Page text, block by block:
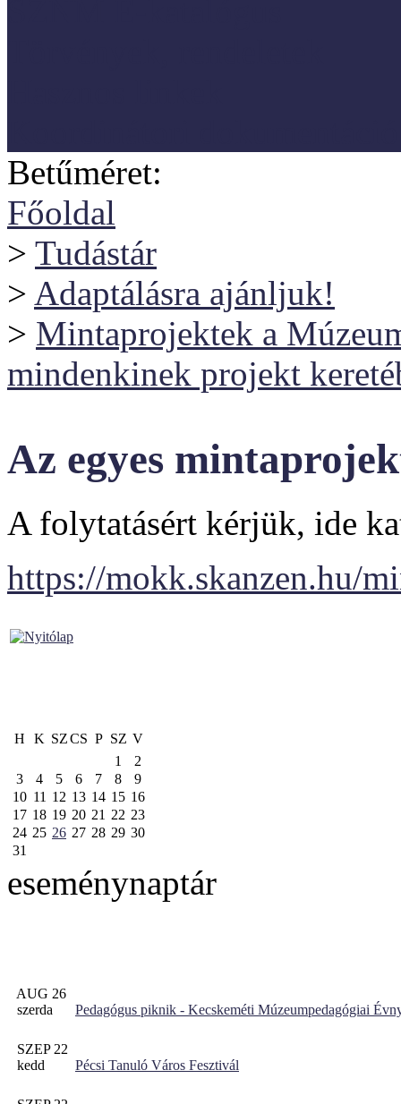
Betűméret:
Főoldal
> Tudástár
> Adaptálásra ajánljuk!
> Mintaprojektek a
mindenkinek projekt
Az egyes
A folytatásért kérjük, ide
https://mokk.skanzen.hu/
H K SZCS P SZ V
1
2
3
4 5 6 7 8
9
10 11 12 13 14 15 16
17 18 19 20 21 22 23
24 25 26 27 28 29 30
31
eseménynaptár
AUG 26
szerda
Pedagógus piknik - Kecskeméti Múzeumpedagógiai
SZEP 22
kedd
Pécsi Tanuló Város Fesztivál